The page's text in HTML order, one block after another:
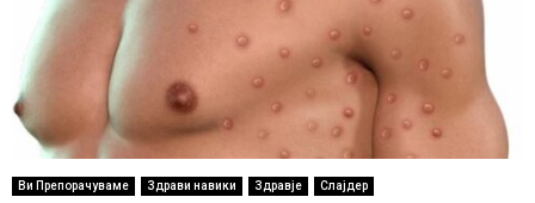
Ви Препорачуваме Здрави навики Здравје Слајдер